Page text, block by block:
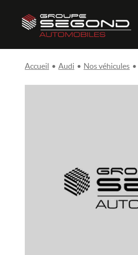
Accueil • Audi • Nos véhicules •